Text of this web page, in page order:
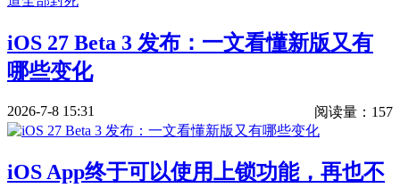
iOS 27 Beta 3 发布：一文看懂新版又有
哪些变化
2026-7-8 15:31 阅读量：157
iOS App终于可以使用上锁功能，再也不